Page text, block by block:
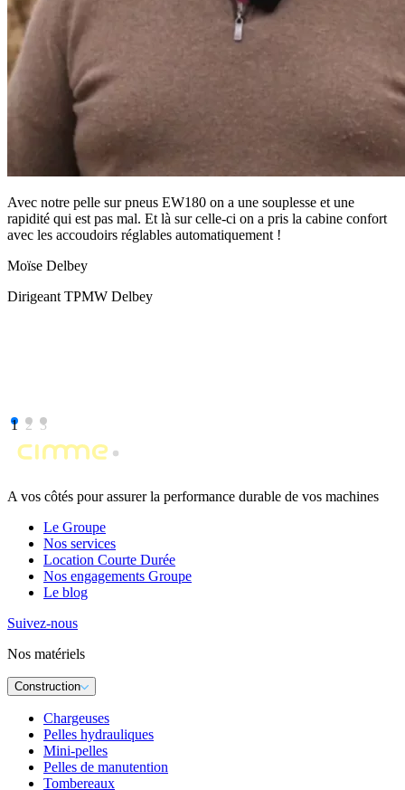
Avec notre pelle sur pneus EW180 on a une souplesse et une
rapidité qui est pas mal. Et là sur celle-ci on a pris la cabine confort
avec les accoudoirs réglables automatiquement !
Moïse Delbey
Dirigeant TPMW Delbey
1 2 3
A vos côtés pour assurer la performance durable de vos machines
Le Groupe
Nos services
Location Courte Durée
Nos engagements Groupe
Le blog
Suivez-nous
Nos matériels
Construction
Chargeuses
Pelles hydrauliques
Mini-pelles
Pelles de manutention
Tombereaux